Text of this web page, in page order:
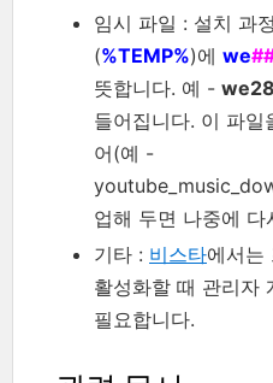
임시 파일 : 설치 과
(%TEMP%)에 we
뜻합니다. 예 -
들어집니다. 이 파
어(예 -
업해 두면 나중에
기타 : 비스타에서는
활성화할 때 관리자
필요합니다.